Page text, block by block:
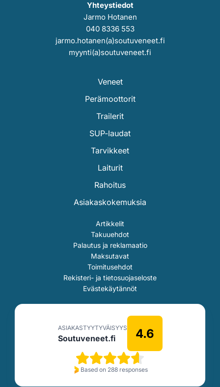
Yhteystiedot
Jarmo Hotanen
040 8336 553
jarmo.hotanen(a)soutuveneet.fi
myynti(a)soutuveneet.fi
Veneet
Perämoottorit
Trailerit
SUP-laudat
Tarvikkeet
Laiturit
Rahoitus
Asiakaskokemuksia
Artikkelit
Takuuehdot
Palautus ja reklamaatio
Maksutavat
Toimitusehdot
Rekisteri- ja tietosuojaseloste
Evästekäytännöt
ASIAKASTYYTYVÄISYYS
Soutuveneet.fi 4.6
Based on 288 responses